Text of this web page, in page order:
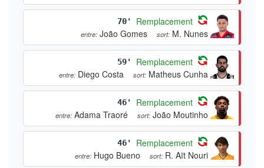
70' Remplacement
entre: João Gomes sort: M. Nunes
59' Remplacement
entre: Diego Costa sort: Matheus Cunha
46' Remplacement
entre: Adama Traoré sort: João Moutinho
46' Remplacement
entre: Hugo Bueno sort: R. Aït Nouri